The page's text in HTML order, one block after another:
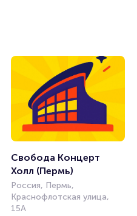
Свобода Концерт
Холл (Пермь)
Россия, Пермь,
Краснофлотская улица,
15А